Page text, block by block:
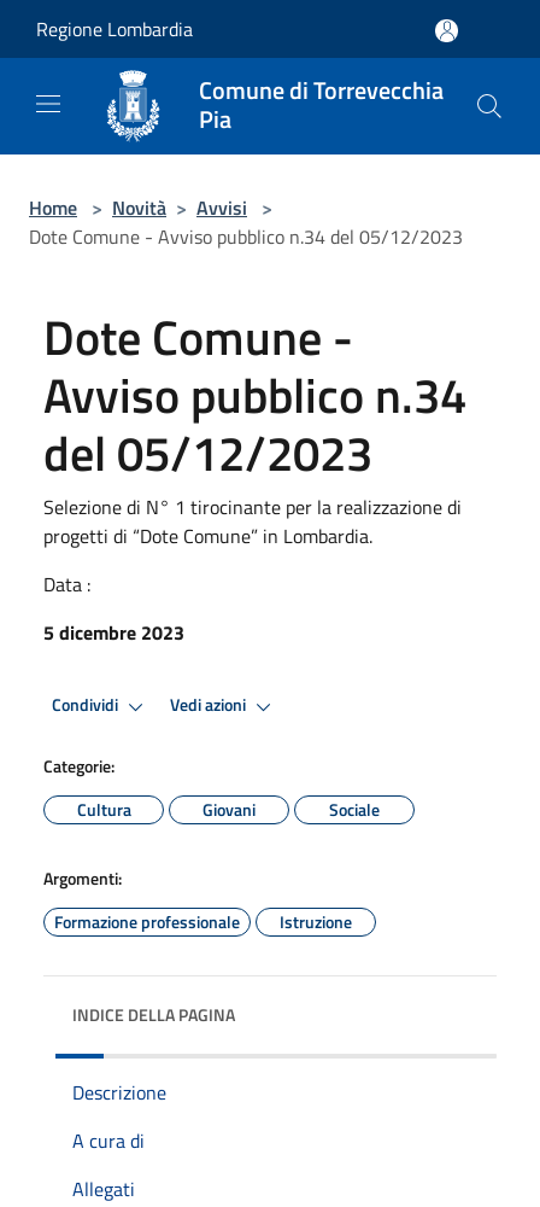
Regione Lombardia
Comune di Torrevecchia
Pia
Home > Novità > Avvisi >
Dote Comune - Avviso pubblico n.34 del 05/12/2023
Dote Comune -
Avviso pubblico n.34
del 05/12/2023
Selezione di N° 1 tirocinante per la realizzazione di
progetti di “Dote Comune” in Lombardia.
Data :
5 dicembre 2023
Condividi Vedi azioni
Categorie:
Cultura
Giovani Sociale
Argomenti:
Formazione professionale
Istruzione
INDICE DELLA PAGINA
Descrizione
A cura di
Allegati